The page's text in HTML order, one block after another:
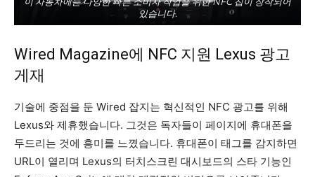
있습니다.
Wired Magazine에 NFC 지원 Lexus 광고
게재
기술에 중점을 둔 Wired 잡지는 혁신적인 NFC 광고를 위해
Lexus와 제휴했습니다. 그것은 독자들이 페이지에 휴대폰을
두드리는 것에 흥미를 느꼈습니다. 휴대폰이 태그를 감지하면
URL이 열리며 Lexus의 터치스크린 대시보드의 스타 기능인